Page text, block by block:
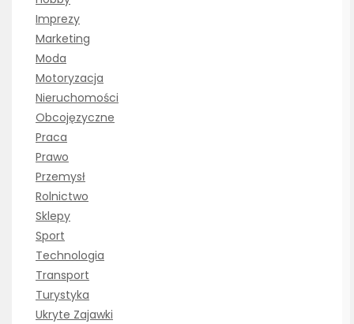
Imprezy
Marketing
Moda
Motoryzacja
Nieruchomości
Obcojęzyczne
Praca
Prawo
Przemysł
Rolnictwo
Sklepy
Sport
Technologia
Transport
Turystyka
Ukryte Zajawki